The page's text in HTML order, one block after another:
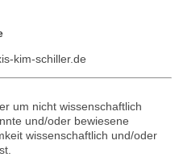
kim-schiller.de
um nicht wissenschaftlich
und/oder bewiesene
wissenschaftlich und/oder